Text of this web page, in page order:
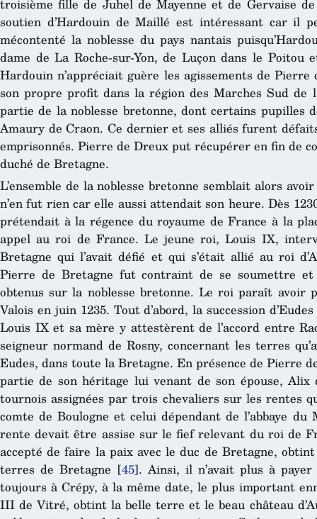
troisième fille de Juhel de Mayenne et de Gervaise
soutien d’Hardouin de Maillé est intéressant car il
mécontenté la noblesse du pays nantais
dame de La Roche-sur-Yon, de Luçon dans le
Hardouin n’appréciait guère les agissements de
son propre profit dans la région des Marches Sud de
partie de la noblesse bretonne, dont certains pupilles
Amaury de Craon. Ce dernier et ses alliés furent
emprisonnés. Pierre de Dreux put récupérer en fin de
duché de Bretagne.
L’ensemble de la noblesse bretonne semblait alors
n’en fut rien car elle aussi attendait son heure. Dès
prétendait à la régence du royaume de France à la
appel au roi de France. Le jeune roi, Louis IX,
Bretagne qui l’avait défié et qui s’était allié au roi
Pierre de Bretagne fut contraint de se soumettre et
obtenus sur la noblesse bretonne. Le roi paraît avoir
Valois en juin 1235. Tout d’abord, la succession
Louis IX et sa mère y attestèrent de l’accord entre
seigneur normand de Rosny, concernant les terres
Eudes, dans toute la Bretagne. En présence de Pierre
partie de son héritage lui venant de son épouse,
tournois assignées par trois chevaliers sur les rentes
comte de Boulogne et celui dépendant de l’abbaye
rente devait être assise sur le fief relevant du roi de
accepté de faire la paix avec le duc de Bretagne,
terres de Bretagne [45]. Ainsi, il n’avait plus à payer
toujours à Crépy, à la même date, le plus important
III de Vitré, obtint la belle terre et le beau château